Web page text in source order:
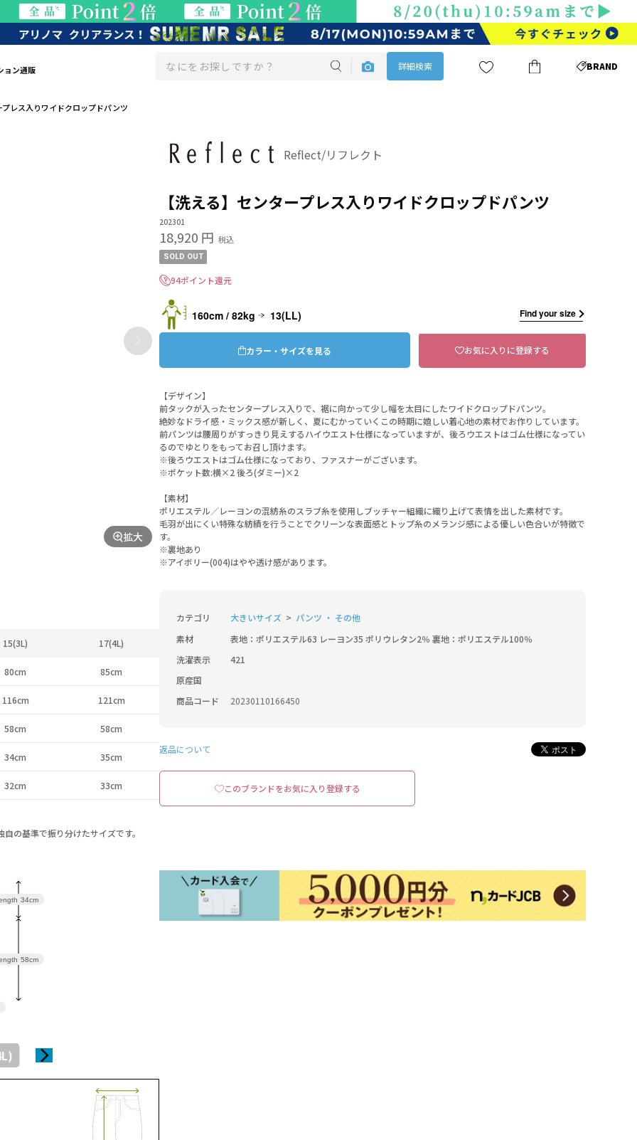
ョン通販 詳細検索 BRAND
レス入りワイドクロップドパンツ
拡大
15(3L) 17(4L)
80cm 85cm
116cm 121cm
58cm 58cm
34cm 35cm
32cm 33cm
の基準で振り分けたサイズです。
58cm
34cm
Reflect/リフレクト
【洗える】センタープレス入りワイドクロップドパンツ
202301
18,920 円 税込
SOLD OUT
94ポイント還元
160cm / 82kg 13(LL) Find your size
カラー・サイズを見る お気に入りに登録する
【デザイン】
前タックが入ったセンタープレス入りで、裾に向かって少し幅を太目にしたワイドクロップドパンツ。
絶妙なドライ感・ミックス感が新しく、夏にむかっていくこの時期に嬉しい着心地の素材でお作りしています。
前パンツは腰周りがすっきり見えするハイウエスト仕様になっていますが、後ろウエストはゴム仕様になってい
るのでゆとりをもってお召し頂けます。
※後ろウエストはゴム仕様になっており、ファスナーがございます。
※ポケット数:横×2 後ろ(ダミー)×2
【素材】
ポリエステル／レーヨンの混紡糸のスラブ糸を使用しブッチャー組織に織り上げて表情を出した素材です。
毛羽が出にくい特殊な紡績を行うことでクリーンな表面感とトップ糸のメランジ感による優しい色合いが特徴で
す。
※裏地あり
※アイボリー(004)はやや透け感があります。
カテゴリ 大きいサイズ
パンツ ・ その他
素材
表地：ポリエステル63 レーヨン35 ポリウレタン2％ 裏地：ポリエステル100％
洗濯表示
421
原産国
商品コード
20230110166450
返品について
このブランドをお気に入り登録する